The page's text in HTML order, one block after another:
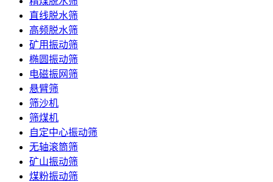
直线脱水筛
高频脱水筛
矿用振动筛
椭圆振动筛
电磁振网筛
悬臂筛
筛沙机
筛煤机
自定中心振动筛
无轴滚筒筛
矿山振动筛
煤粉振动筛